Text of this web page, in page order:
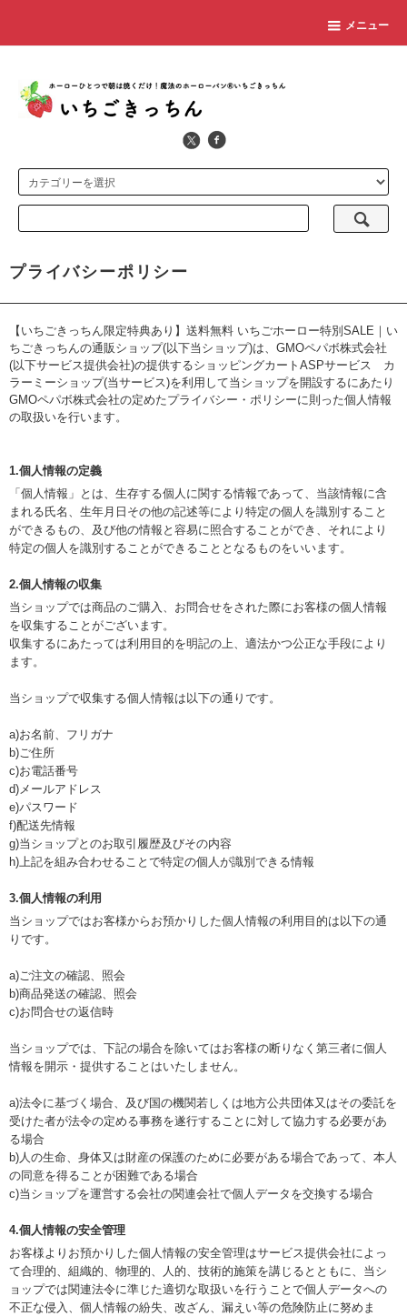
メニュー
プライバシーポリシー
【いちごきっちん限定特典あり】送料無料 いちごホーロー特別SALE｜い
ちごきっちんの通販ショップ(以下当ショップ)は、 GMOペパボ株式会社
(以下サービス提供会社)の提供するショッピングカートASPサービス カ
ラーミーショップ(当サービス)を利用して当ショップを開設するにあたり
GMOペパボ株式会社の定めたプライバシー・ポリシーに則った個人情報
の取扱いを行います。
1.個人情報の定義
「個人情報」とは、生存する個人に関する情報であって、当該情報に含
まれる氏名、生年月日その他の記述等により特定の個人を識別すること
ができるもの、及び他の情報と容易に照合することができ、それにより
特定の個人を識別することができることとなるものをいいます。
2.個人情報の収集
当ショップでは商品のご購入、お問合せをされた際にお客様の個人情報
を収集することがございます。
収集するにあたっては利用目的を明記の上、適法かつ公正な手段により
ます。
当ショップで収集する個人情報は以下の通りです。
a)お名前、フリガナ
b)ご住所
c)お電話番号
d)メールアドレス
e)パスワード
f)配送先情報
g)当ショップとのお取引履歴及びその内容
h)上記を組み合わせることで特定の個人が識別できる情報
3.個人情報の利用
当ショップではお客様からお預かりした個人情報の利用目的は以下の通
りです。
a)ご注文の確認、照会
b)商品発送の確認、照会
c)お問合せの返信時
当ショップでは、下記の場合を除いてはお客様の断りなく第三者に個人
情報を開示・提供することはいたしません。
a)法令に基づく場合、及び国の機関若しくは地方公共団体又はその委託を
受けた者が法令の定める事務を遂行することに対して協力する必要があ
る場合
b)人の生命、身体又は財産の保護のために必要がある場合であって、本人
の同意を得ることが困難である場合
c)当ショップを運営する会社の関連会社で個人データを交換する場合
4.個人情報の安全管理
お客様よりお預かりした個人情報の安全管理はサービス提供会社によっ
て合理的、組織的、物理的、人的、技術的施策を講じるとともに、当シ
ョップでは関連法令に準じた適切な取扱いを行うことで個人データへの
不正な侵入、個人情報の紛失、改ざん、漏えい等の危険防止に努めま